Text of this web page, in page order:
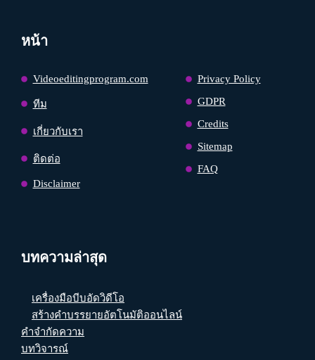
หน้า
Videoeditingprogram.com
ทีม
เกี่ยวกับเรา
ติดต่อ
Disclaimer
Privacy Policy
GDPR
Credits
Sitemap
FAQ
บทความล่าสุด
เครื่องมือบีบอัดวิดีโอ
สร้างคำบรรยายอัตโนมัติออนไลน์
คำจำกัดความ
บทวิจารณ์